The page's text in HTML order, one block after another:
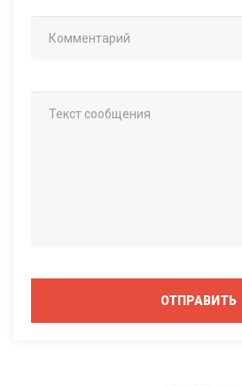
ОТПРАВИТЬ